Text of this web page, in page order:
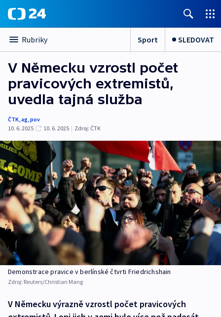
Rubriky Sport SLEDOVAT
V Německu vzrostl počet
pravicových extremistů,
uvedla tajná služba
ČTK,ag,pov
10. 6. 2025
10. 6. 2025 | Zdroj: ČTK
Demonstrace pravice v berlínské čtvrti Friedrichshain
Zdroj: Reuters/Christian Mang
V Německu výrazně vzrostl počet pravicových